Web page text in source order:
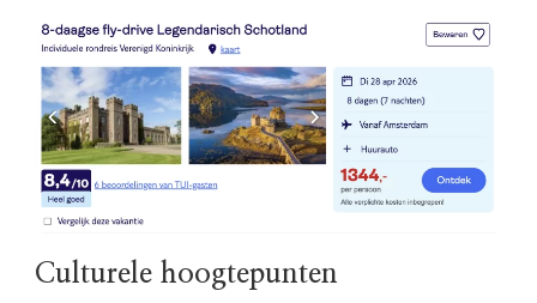
Culturele hoogtepunten